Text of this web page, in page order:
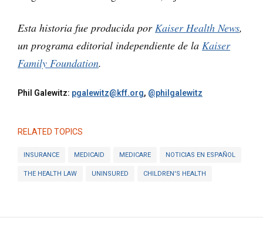
Esta historia fue producida por Kaiser Health News,
un programa editorial independiente de la Kaiser
Family Foundation.
Phil Galewitz: pgalewitz@kff.org, @philgalewitz
RELATED TOPICS
INSURANCE MEDICAID MEDICARE NOTICIAS EN ESPAÑOL
THE HEALTH LAW UNINSURED CHILDREN'S HEALTH